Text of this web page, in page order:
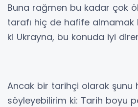
Buna rağmen bu kadar çok
tarafı hiç de hafife almamak
ki Ukrayna, bu konuda iyi
Ancak bir tarihçi olarak şunu
söyleyebilirim ki: Tarih boyu